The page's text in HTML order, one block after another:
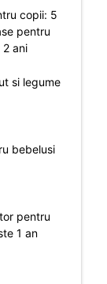
copii: 5
pentru
2 ani
si legume
bebelusi
pentru
1 an